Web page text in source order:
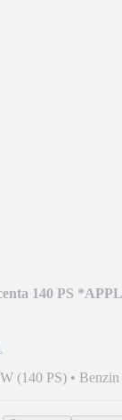
140 PS
(140 PS) • Benzin